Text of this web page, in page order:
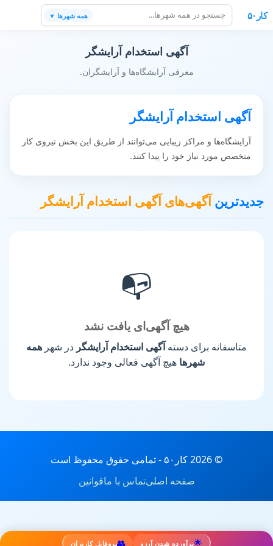
کار۵۰ همه شهرها ▼
🌟برآورده شدن آرزو 👥پروفایل کاربران
آگهی استخدام آرایشگر
معرفی آرایشگاه‌ها و آرایشگران.
آگهی استخدام آرایشگر
آرایشگاه‌ها و مراکز زیبایی می‌توانند از طریق این بخش نیروی کار
متخصص مورد نیاز خود را پیدا کنند.
جدیدترین آگهی‌های آگهی استخدام آرایشگر
📭
هیچ آگهی‌ای یافت نشد
متاسفانه برای دسته آگهی استخدام آرایشگر در شهر همه
شهرها هیچ آگهی فعالی وجود ندارد.
© 2026 کار۵۰ - تمامی حقوق محفوظ است
صفحه اصلیتماس با ماقوانین